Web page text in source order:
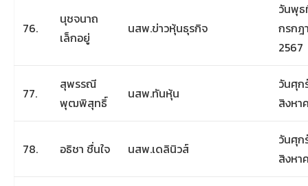
76.
นุชจนาถ
เล็กอยู่
นสพ.ข่าวหุ้นธุรกิจ
วันพุธ
กรกฎ
2567
77.
สุพรรณี
พุฒพิสุทธิ์
นสพ.ทันหุ้น
วันศุก
สิงหา
78. อธิชา ชื่นใจ นสพ.เดลินิวส์
วันศุก
สิงหา